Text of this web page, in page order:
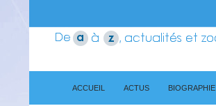
Aerozone JMJ
ACCUEIL
ACTUS BIOGRAPHIE